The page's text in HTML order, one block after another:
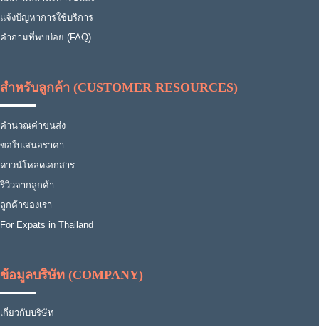
แจ้งปัญหาการใช้บริการ
คำถามที่พบบ่อย (FAQ)
สำหรับลูกค้า (CUSTOMER RESOURCES)
คำนวณค่าขนส่ง
ขอใบเสนอราคา
ดาวน์โหลดเอกสาร
รีวิวจากลูกค้า
ลูกค้าของเรา
For Expats in Thailand
ข้อมูลบริษัท (COMPANY)
เกี่ยวกับบริษัท